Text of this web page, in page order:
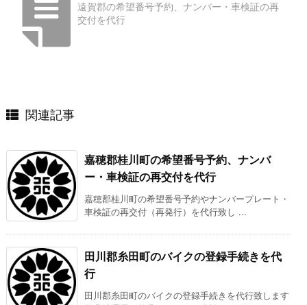
遠賀郡の希望番号予約、ナンバー・車検証の再
交付を代行
関連記事
嘉穂郡桂川町の希望番号予約、ナンバ
ー・車検証の再交付を代行
嘉穂郡桂川町の希望番号予約やナンバープレート・
車検証の再交付（再発行）を代行致し ...
田川郡糸田町のバイクの登録手続きを代
行
田川郡糸田町のバイクの登録手続きを代行致します